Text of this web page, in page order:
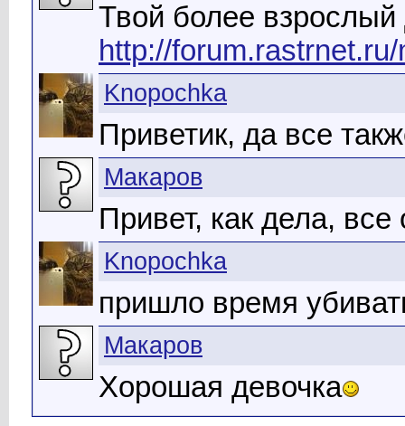
Твой более
http://
Knopochka
Приветик, да все
Макаров
Привет, как дела,
Knopochka
пришло время
Макаров
Хорошая девочка